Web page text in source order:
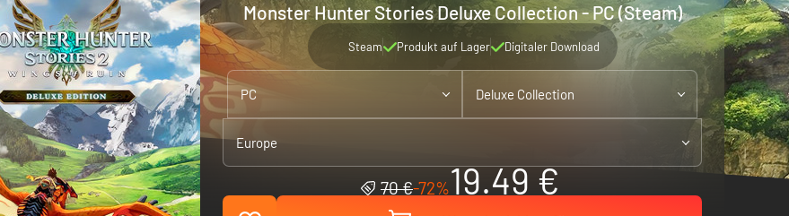
Monster Hunter Stories Deluxe Collection - PC (Steam)
Steam Produkt auf Lager Digitaler Download
PC Deluxe Collection
Europe
70 €-72%19.49 €